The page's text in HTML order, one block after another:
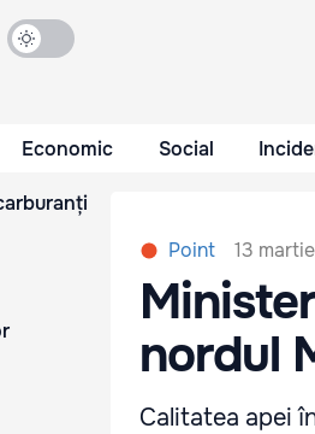
Economic Social
Point 13
nordul
Calitatea apei